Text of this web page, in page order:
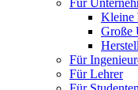
Für
Kleine
Große
Für
Für Lehrer